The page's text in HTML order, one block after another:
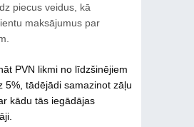
piecus veidus, kā
maksājumus par
PVN likmi no līdzšinējiem
5%, tādējādi samazinot zāļu
kādu tās iegādājas